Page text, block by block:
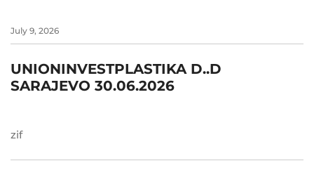
July 9, 2026
UNIONINVESTPLASTIKA D..D
SARAJEVO 30.06.2026
zif